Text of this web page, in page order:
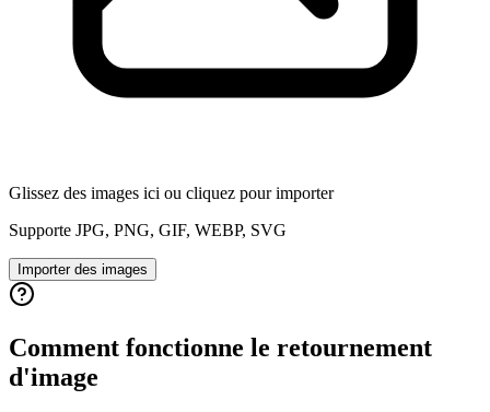
Glissez des images ici ou cliquez pour importer
Supporte JPG, PNG, GIF, WEBP, SVG
Importer des images
Comment fonctionne le retournement
d'image